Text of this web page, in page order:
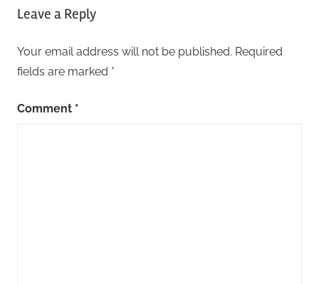
Leave a Reply
Your email address will not be published. Required
fields are marked *
Comment *